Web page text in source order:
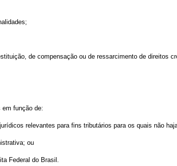
de compensação ou de ressarcimento de direitos
em função de:
relevantes para fins tributários para os quais não
ou
Federal do Brasil.